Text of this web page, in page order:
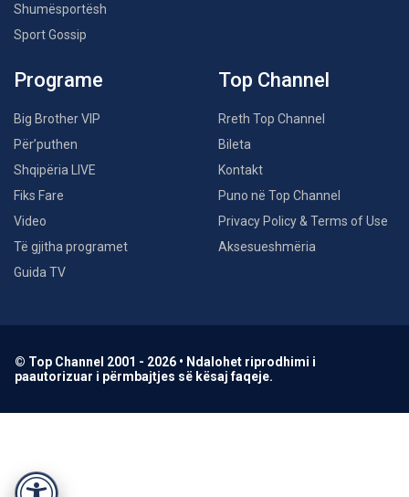
Shumësportësh
Sport Gossip
Programe
Big Brother VIP
Për’puthen
Shqipëria LIVE
Fiks Fare
Video
Të gjitha programet
Guida TV
Top Channel
Rreth Top Channel
Bileta
Kontakt
Puno në Top Channel
Privacy Policy & Terms of Use
Aksesueshmëria
© Top Channel 2001 - 2026 • Ndalohet riprodhimi i
paautorizuar i përmbajtjes së kësaj faqeje.